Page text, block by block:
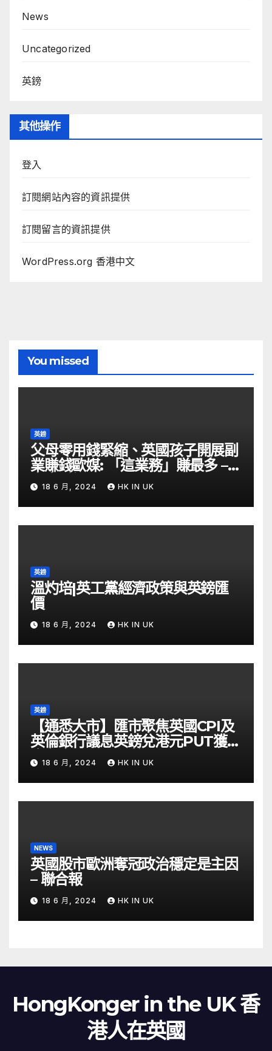
News
Uncategorized
英鎊
其他操作
登入
訂閱網站內容的資訊提供
訂閱留言的資訊提供
WordPress.org 香港中文
You missed
英鎊
父母零用錢緊縮、英國孩子開展副
業賺錢歐媒: 「這業務」賺最多 –
自由財經
18 6 月, 2024 HK IN UK
英鎊
溫灼培|英工黨經濟政策與英鎊匯
價
18 6 月, 2024 HK IN UK
英鎊
【通悉大市】匯市聚焦英國CPI及
英倫銀行議息英鎊兌港元PUT獲資
金留意 – Now 財經
18 6 月, 2024 HK IN UK
NEWS
英國股市歐洲奪冠政治穩定是主因
– 聯合報
18 6 月, 2024 HK IN UK
HongKonger in the UK 香
港人在英國